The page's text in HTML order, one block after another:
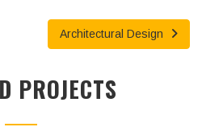
Architectural Design
PROJECTS